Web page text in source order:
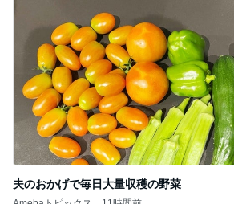
夫のおかげで毎日大量収穫の野菜
Amebaトピックス 11時間前
記事を読む